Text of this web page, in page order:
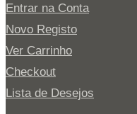
Entrar na Conta
Novo Registo
Ver Carrinho
Checkout
Lista de Desejos